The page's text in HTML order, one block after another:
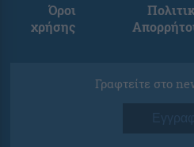
Όροι
χρήσης
Γραφτείτε στο